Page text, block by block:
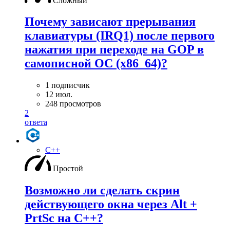
Почему зависают прерывания
клавиатуры (IRQ1) после первого
нажатия при переходе на GOP в
самописной ОС (x86_64)?
1 подписчик
12 июл.
248 просмотров
2
ответа
C++
Простой
Возможно ли сделать скрин
действующего окна через Alt +
PrtSc на С++?